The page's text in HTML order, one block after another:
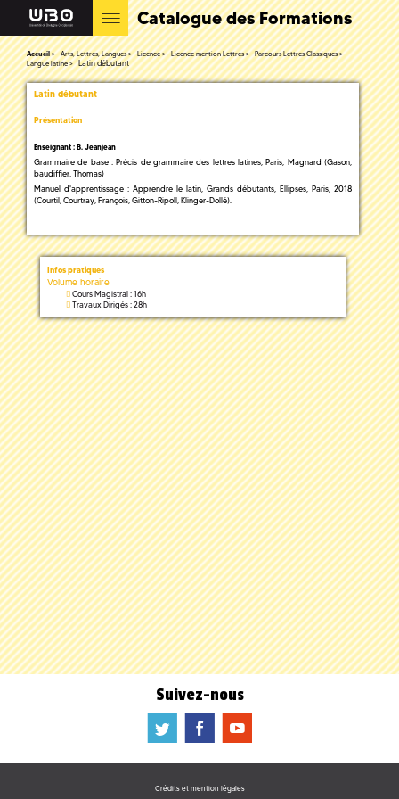
Catalogue des Formations
Accueil Arts, Lettres, Langues Licence Licence mention Lettres
Parcours Lettres Classiques
Langue latine
Latin débutant
Latin débutant
Présentation
Enseignant : B. Jeanjean
Grammaire de base : Précis de grammaire des lettres latines, Paris, Magnard (Gason,
baudiffier, Thomas)
Manuel d'apprentissage : Apprendre le latin, Grands débutants, Ellipses, Paris, 2018
(Courtil, Courtray, François, Gitton-Ripoll, Klinger-Dollé).
Infos pratiques
Volume horaire
Cours Magistral : 16h
Travaux Dirigés : 28h
Suivez-nous
a b f
Crédits et mention légales